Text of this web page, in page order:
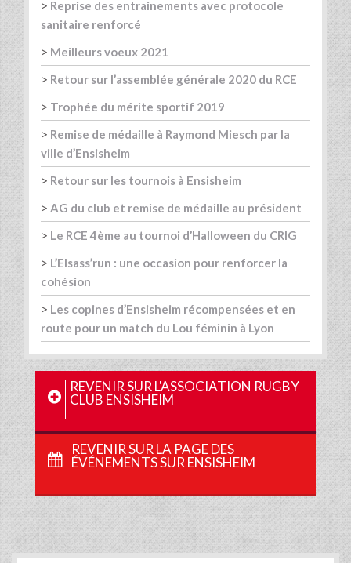
> Reprise des entrainements avec protocole
sanitaire renforcé
> Meilleurs voeux 2021
> Retour sur l’assemblée générale 2020 du RCE
> Trophée du mérite sportif 2019
> Remise de médaille à Raymond Miesch par la
ville d’Ensisheim
> Retour sur les tournois à Ensisheim
> AG du club et remise de médaille au président
> Le RCE 4ème au tournoi d’Halloween du CRIG
> L’Elsass’run : une occasion pour renforcer la
cohésion
> Les copines d’Ensisheim récompensées et en
route pour un match du Lou féminin à Lyon
REVENIR SUR L'ASSOCIATION RUGBY
CLUB ENSISHEIM
REVENIR SUR LA PAGE DES
ÉVÉNEMENTS SUR ENSISHEIM